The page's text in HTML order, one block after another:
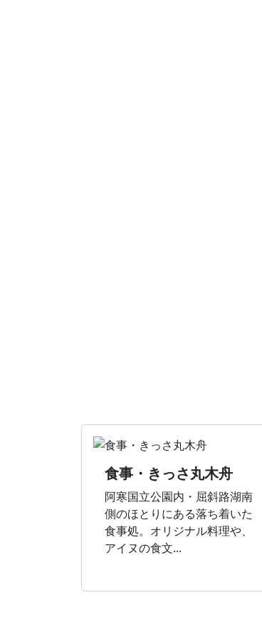
食事・きっさ丸木舟
阿寒国立公園内・屈斜路湖南
側のほとりにある落ち着いた
食事処。オリジナル料理や、
アイヌの食文...